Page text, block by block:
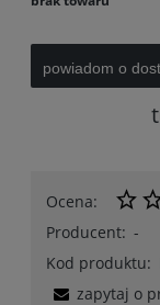
powiadom o
Ocena:
Producent: -
Kod produktu:
zapytaj o